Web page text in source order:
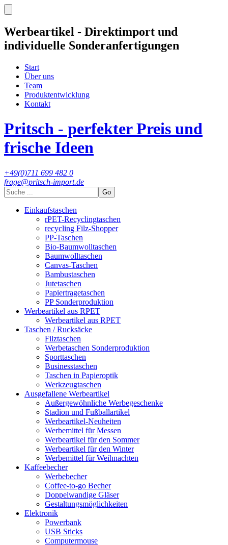
Werbeartikel - Direktimport und
individuelle Sonderanfertigungen
Start
Über uns
Team
Produktentwicklung
Kontakt
Pritsch - perfekter Preis und
frische Ideen
+49(0)711 699 482 0
frage@pritsch-import.de
Go
Einkaufstaschen
rPET-Recyclingtaschen
recycling Filz-Shopper
PP-Taschen
Bio-Baumwolltaschen
Baumwolltaschen
Canvas-Taschen
Bambustaschen
Jutetaschen
Papiertragetaschen
PP Sonderproduktion
Werbeartikel aus RPET
Werbeartikel aus RPET
Taschen / Rucksäcke
Filztaschen
Werbetaschen Sonderproduktion
Sporttaschen
Businesstaschen
Taschen in Papieroptik
Werkzeugtaschen
Ausgefallene Werbeartikel
Außergewöhnliche Werbegeschenke
Stadion und Fußballartikel
Werbeartikel-Neuheiten
Werbemittel für Messen
Werbeartikel für den Sommer
Werbeartikel für den Winter
Werbemittel für Weihnachten
Kaffeebecher
Werbebecher
Coffee-to-go Becher
Doppelwandige Gläser
Gestaltungsmöglichkeiten
Elektronik
Powerbank
USB Sticks
Computermouse